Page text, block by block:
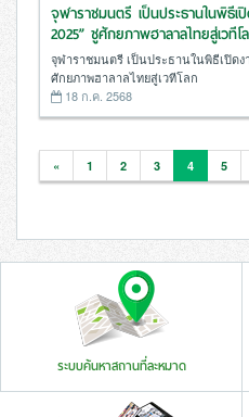
จุฬาราชมนตรี เป็นประธานในพิธี
2025” ชูศักยภาพฮาลาลไทยสู่เวทีโ
จุฬาราชมนตรี เป็นประธานในพิธีเปิดง
ศักยภาพฮาลาลไทยสู่เวทีโลก
18 ก.ค. 2568
« 1 2 3 4 5
ระบบค้นหาสถานที่ละหมาด